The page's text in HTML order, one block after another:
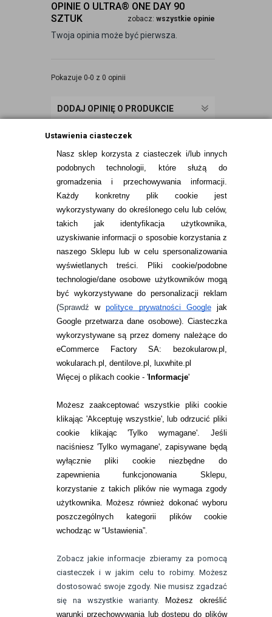
Ustawienia ciasteczek
Nasz sklep korzysta z ciasteczek i/lub innych
podobnych technologii, które służą do
gromadzenia i przechowywania informacji.
Każdy konkretny plik cookie jest
wykorzystywany do określonego celu lub celów,
takich jak identyfikacja użytkownika,
uzyskiwanie informacji o sposobie korzystania z
naszego Sklepu lub w celu spersonalizowania
wyświetlanych treści.
Pliki cookie/podobne
technologie/dane osobowe użytkowników mogą
być wykorzystywane do personalizacji reklam
(Sprawdźwpolityce prywatności Googlejak
Google przetwarza dane osobowe). Ciasteczka
wykorzystywane są przez domeny należące do
eCommerce Factory SA: bezokularow.pl,
wokularach.pl, dentilove.pl, luxwhite.pl
Więcej o plikach cookie - 'Informacje'
Możesz zaakceptować wszystkie pliki cookie
klikając 'Akceptuję wszystkie', lub odrzucić pliki
cookie klikając 'Tylko wymagane'. Jeśli
naciśniesz 'Tylko wymagane', zapisywane będą
wyłącznie pliki cookie niezbędne do
zapewnienia funkcjonowania Sklepu,
korzystanie z takich plików nie wymaga zgody
użytkownika. Możesz również dokonać wyboru
poszczególnych kategorii plików cookie
wchodząc w “Ustawienia”.
Zobacz jakie informacje zbieramy za pomocą
ciasteczek i w jakim celu to robimy. Możesz
dostosować swoje zgody. Nie musisz zgadzać
się na wszystkie warianty.
Możesz określić
warunki przechowywania lub dostępu do plików
OPINIE O ULTRA® ONE DAY 90
SZTUK
zobacz: wszystkie opinie
Twoja opinia może być pierwsza.
Pokazuje 0-0 z 0 opinii
DODAJ OPINIĘ O PRODUKCIE
INFORMACJE KONTAKTOWE
JAK ZAMAWIAĆ?
ZWROTY I REKLAMACJA
WARUNKI ZAKUPÓW
RANKINGI SOCZEWEK
SOCZEWKI KOLOROWE
Zwrot (odstąpienie od umowy)
ZMIEŃ USTAWIENIA ZGODY NA CIASTECZKA
KONTAKT
telefon:
22 113 44 42
telefon:
732 08 08 72
kontakt@bezokularow.pl